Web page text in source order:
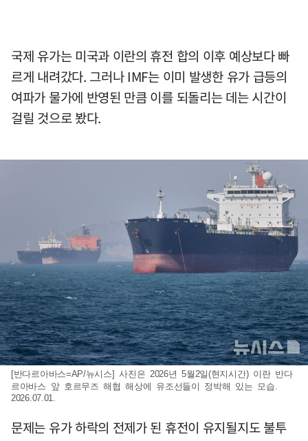
국제 유가는 미국과 이란의 휴전 합의 이후 예상보다 빠
르게 내려갔다. 그러나 IMF는 이미 발생한 유가 급등의
여파가 물가에 반영된 만큼 이를 되돌리는 데는 시간이
걸릴 것으로 봤다.
[반다르아바스=AP/뉴시스] 사진은 2026년 5월2일(현지시간) 이란 반다
르아바스 앞 호르무즈 해협 해상에 유조선들이 정박해 있는 모습.
2026.07.01.
문제는 유가 하락의 전제가 된 휴전이 유지될지도 불투